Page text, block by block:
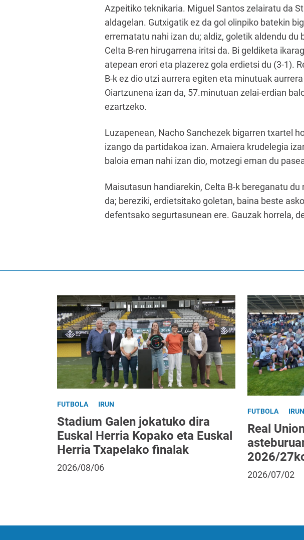
Azpeitiko teknikaria. Miguel Santos zelairatu da
aldagelan. Gutxigatik ez da gol olinpiko batekin
errematatu nahi izan du; aldiz, goletik aldendu du
Celta B-ren hirugarrena iritsi da. Bi geldiketa
atepean erori eta plazerez gola erdietsi du (3-1).
B-k ez dio utzi aurrera egiten eta minutuak
Oiartzunena izan da, 57.minutuan zelai-erdian
ezartzeko.
Luzapenean, Nacho Sanchezek bigarren txartel
izango da partidakoa izan. Amaiera krudelegia
baloia eman nahi izan dio, motzegi eman du
Maisutasun handiarekin, Celta B-k bereganatu
da; bereziki, erdietsitako goletan, baina beste
defentsako segurtasunean ere. Gauzak horrela,
FUTBOLA IRUN
Stadium Galen jokatuko dira
Euskal Herria Kopako eta Euskal
Herria Txapelako finalak
2026/08/06
FUTBOLA IRUN
Real
2026/
2026/07/02